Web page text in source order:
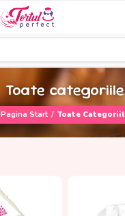
Toate categoriile
Pagina Start Toate